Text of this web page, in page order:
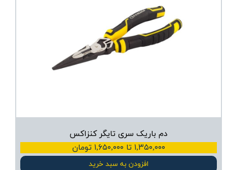
دم باریک سری تایگر کنزاکس
۱,۳۵۰,۰۰۰ تا ۱,۶۵۰,۰۰۰ تومان
افزودن به سبد خرید